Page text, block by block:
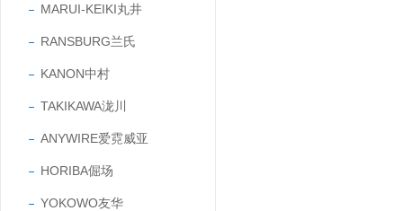
MARUI-KEIKI丸井
RANSBURG兰氏
KANON中村
TAKIKAWA泷川
ANYWIRE爱霓威亚
HORIBA倔场
YOKOWO友华